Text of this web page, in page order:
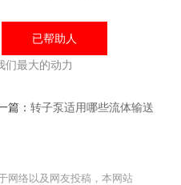
已帮助 人
们最大的动力
篇：转子泵适用哪些流体输送
网络以及网友投稿，本网站